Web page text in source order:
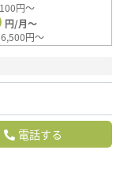
円～
円/月～
円～
電話する